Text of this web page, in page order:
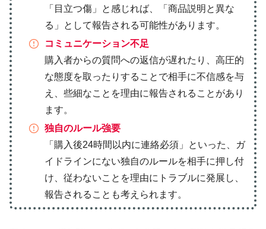
「目立つ傷」と感じれば、「商品説明と異な
る」として報告される可能性があります。
コミュニケーション不足
購入者からの質問への返信が遅れたり、高圧的
な態度を取ったりすることで相手に不信感を与
え、些細なことを理由に報告されることがあり
ます。
独自のルール強要
「購入後24時間以内に連絡必須」といった、ガ
イドラインにない独自のルールを相手に押し付
け、従わないことを理由にトラブルに発展し、
報告されることも考えられます。